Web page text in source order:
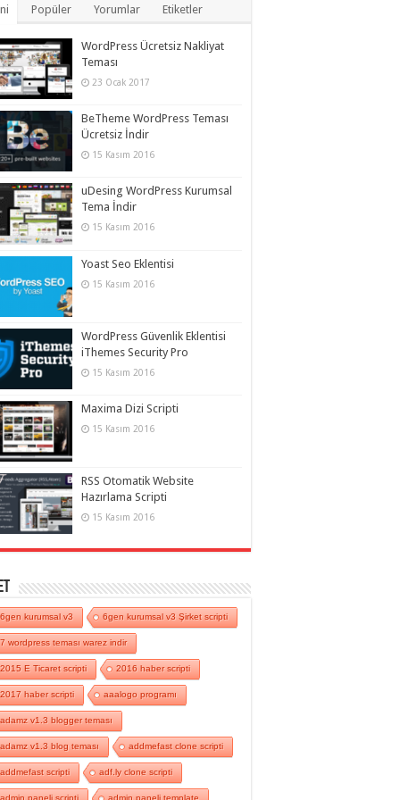
Popüler Yorumlar Etiketler
WordPress Ücretsiz Nakliyat
Teması
23 Ocak 2017
BeTheme WordPress Teması
Ücretsiz İndir
15 Kasım 2016
uDesing WordPress Kurumsal
Tema İndir
15 Kasım 2016
Yoast Seo Eklentisi
15 Kasım 2016
WordPress Güvenlik Eklentisi
iThemes Security Pro
15 Kasım 2016
Maxima Dizi Scripti
15 Kasım 2016
RSS Otomatik Website
Hazırlama Scripti
15 Kasım 2016
6gen kurumsal v3 6gen kurumsal v3 Şirket scripti
7 wordpress teması warez indir
2015 E Ticaret scripti 2016 haber scripti
2017 haber scripti aaalogo programı
adamz v1.3 blogger teması
adamz v1.3 blog teması addmefast clone scripti
addmefast scripti adf.ly clone scripti
admin paneli scripti admin paneli template